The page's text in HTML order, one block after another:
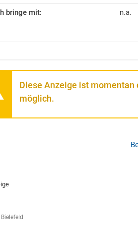
bringe mit: n.a.
Diese Anzeige ist
möglich.